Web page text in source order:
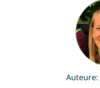
Auteure: